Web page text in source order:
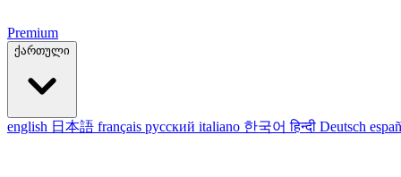
Premium
ქართული
english 日本語 français русский italiano 한국어हिन्दी Deutsch